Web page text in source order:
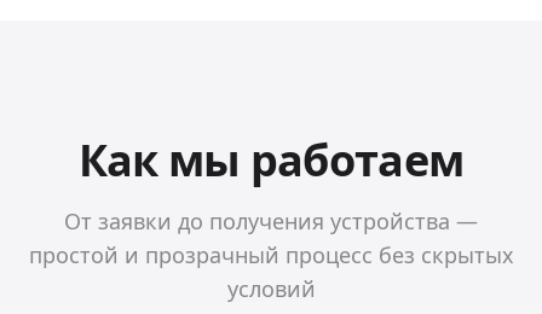
Как мы работаем
От заявки до получения устройства —
простой и прозрачный процесс без скрытых
условий